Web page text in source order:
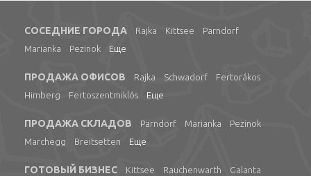
СОСЕДНИЕ ГОРОДА Rajka Kittsee
Parndorf
Marianka
Pezinok Еще
ПРОДАЖА ОФИСОВ Rajka Schwadorf
Fertorákos
Himberg
Fertoszentmiklós Еще
ПРОДАЖА СКЛАДОВ Parndorf Marianka
Pezinok
Marchegg
Breitsetten Еще
ГОТОВЫЙ БИЗНЕС Kittsee Rauchenwarth
Galanta